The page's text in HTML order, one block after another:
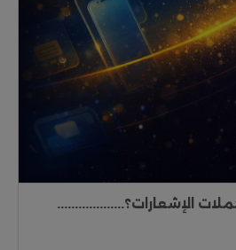
الإشعارات؟...................